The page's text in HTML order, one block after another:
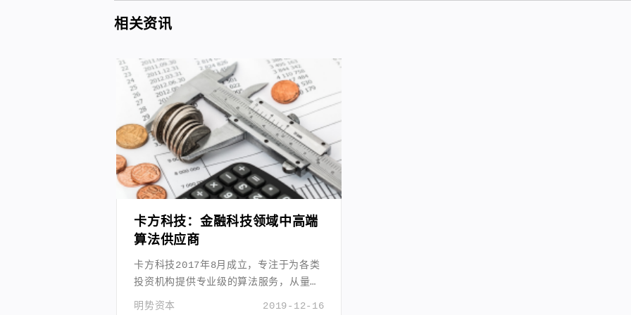
相关资讯
卡方科技：金融科技领域中高端
算法供应商
卡方科技2017年8月成立，专注于为各类
投资机构提供专业级的算法服务，从量化
私募基金、券商逐渐延伸到公募基金、保
2019-12-16
明势资本